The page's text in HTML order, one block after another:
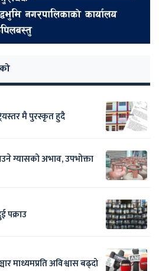
मै पुरस्कृत हुदै
ग्यासको अभाव, उपभोक्ता
पक्राउ
माध्यमप्रति अविश्वास बढ्दो